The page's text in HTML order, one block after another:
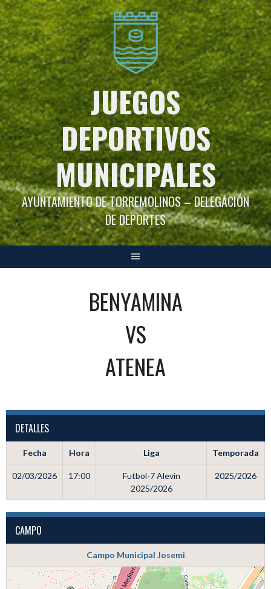
Saltar
al
contenido
JUEGOS
DEPORTIVOS
MUNICIPALES
AYUNTAMIENTO DE TORREMOLINOS – DELEGACIÓN
DE DEPORTES
BENYAMINA
VS
ATENEA
DETALLES
Fecha Hora Liga Temporada
02/03/2026 17:00
Futbol-7 Alevin
2025/2026
2025/2026
CAMPO
Campo Municipal Josemi